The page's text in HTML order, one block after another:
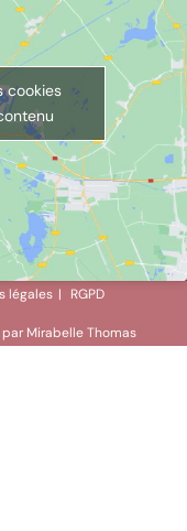
cookies
légales RGPD
Mirabelle Thomas